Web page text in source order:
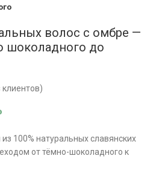
волос с омбре —
шоколадного до
клиентов)
100% натуральных славянских
от тёмно-шоколадного к